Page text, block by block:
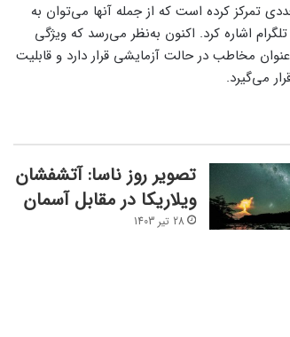
تمرکز کرده است که از جمله آنها می‌توان به
اشاره کرد. اکنون به‌نظر می‌رسد که ویژگی
مخاطب در حالت آزمایشی قرار دارد و قابلیت
می‌گیرد.
تصویر روز ناسا: آتشفشان
ویلاریکا در مقابل آسمان
28 تیر 1403